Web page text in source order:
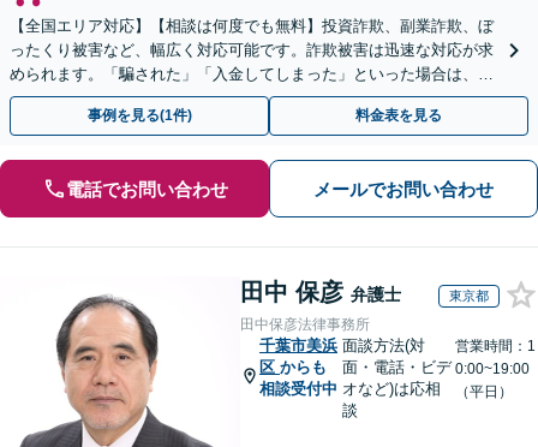
【全国エリア対応】【相談は何度でも無料】投資詐欺、副業詐欺、ぼ
ったくり被害など、幅広く対応可能です。詐欺被害は迅速な対応が求
められます。「騙された」「入金してしまった」といった場合は、お
早めにご相談ください。【電話・メール・WEB相談可】
事例を見る(1件) 料金表を見る
電話でお問い合わせ メールでお問い合わせ
田中 保彦 弁護士 東京都
田中保彦法律事務所
千葉市美浜
区 からも
相談受付中
面談方法(対
面・電話・ビデ
オなど)は応相
談
営業時間：1
0:00~19:00
（平日）